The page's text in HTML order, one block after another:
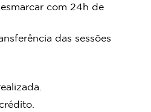
com 24h de
das sessões